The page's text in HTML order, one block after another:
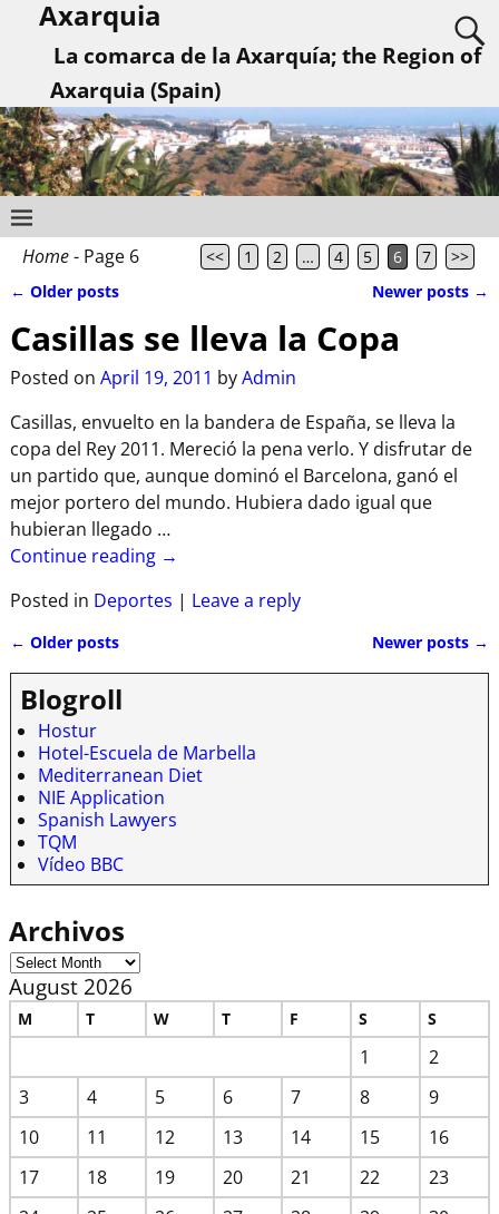
Axarquia
La comarca de la Axarquía; the Region of
Axarquia (Spain)
Home- Page 6 << 1 2 … 4 5 6 7 >>
← Older posts Newer posts →
Casillas se lleva la Copa
Posted on April 19, 2011 byAdmin
Casillas, envuelto en la bandera de España, se lleva la
copa del Rey 2011. Mereció la pena verlo. Y disfrutar de
un partido que, aunque dominó el Barcelona, ganó el
mejor portero del mundo. Hubiera dado igual que
hubieran llegado …
Continue reading →
Posted in Deportes | Leave a reply
Post navigation
← Older posts Newer posts →
Blogroll
Hostur
Hotel-Escuela de Marbella
Mediterranean Diet
NIE Application
Spanish Lawyers
TQM
Vídeo BBC
Archivos
August 2026
M T W T F S S
1
2
3
4 5 6 7 8
9
10
11 12 13 14 15
16
17
18 19 20 21 22
23